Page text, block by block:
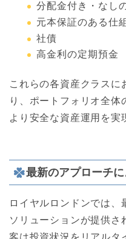
分配金付き・なし
元本保証のある仕
社債
高金利の定期預金
これらの各資産クラスに
り、ポートフォリオ全体
より安全な資産運用を実
最新のアプローチ
ロイヤルロンドンでは、
ソリューションが提供さ
客は投資状況をリアルタ